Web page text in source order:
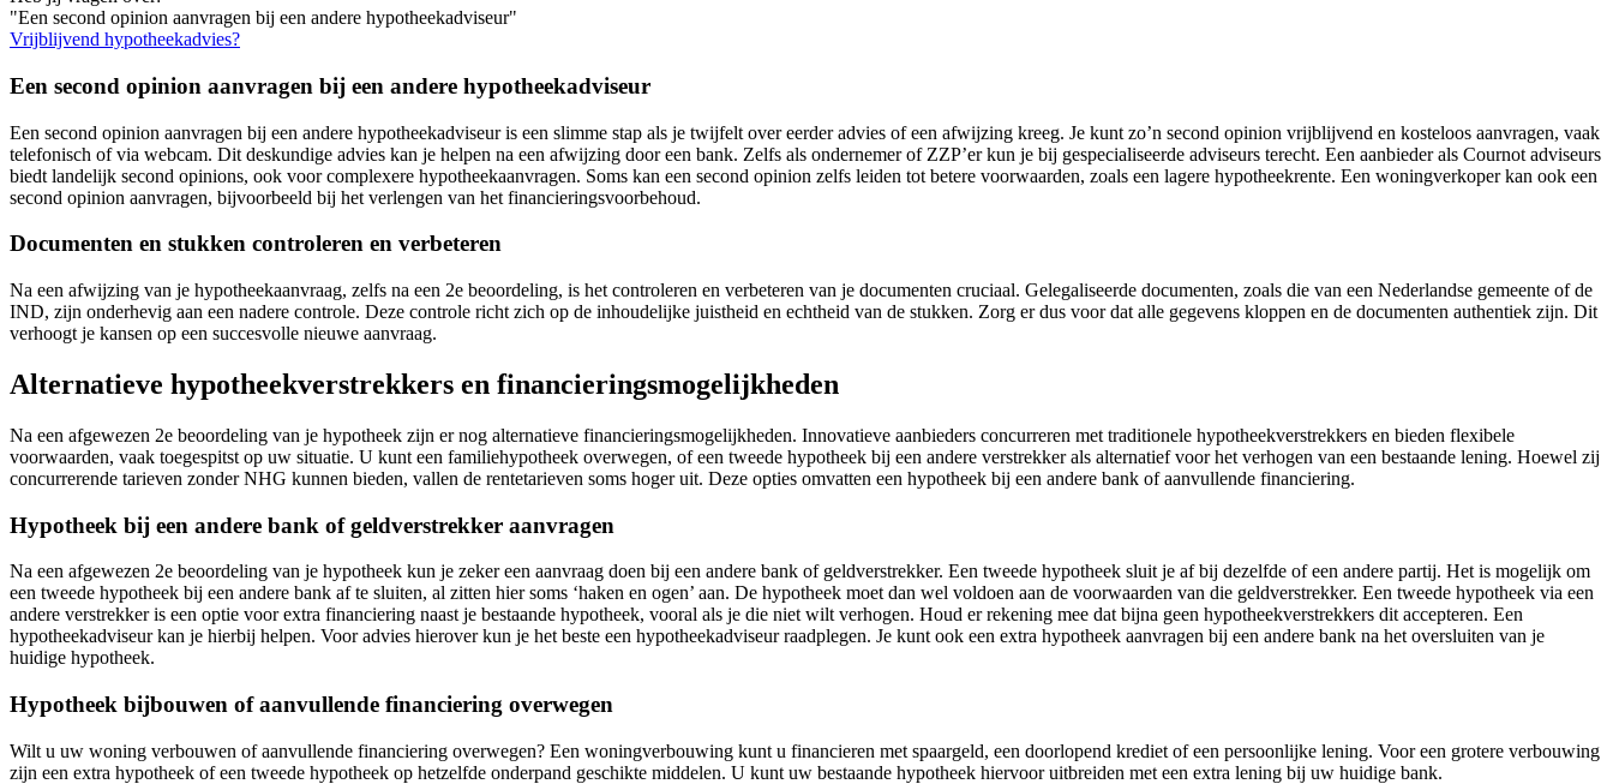
"Een second opinion aanvragen bij een andere hypotheekadviseur"
Vrijblijvend hypotheekadvies?
Een second opinion aanvragen bij een andere hypotheekadviseur
Een second opinion aanvragen bij een andere hypotheekadviseur is een slimme stap als je twijfelt over eerder advies of een afwijzing kreeg. Je kunt zo’n second opinion vrijblijvend en kosteloos aanvragen, vaak
telefonisch of via webcam. Dit deskundige advies kan je helpen na een afwijzing door een bank. Zelfs als ondernemer of ZZP’er kun je bij gespecialiseerde adviseurs terecht. Een aanbieder als Cournot adviseurs
biedt landelijk second opinions, ook voor complexere hypotheekaanvragen. Soms kan een second opinion zelfs leiden tot betere voorwaarden, zoals een lagere hypotheekrente. Een woningverkoper kan ook een
second opinion aanvragen, bijvoorbeeld bij het verlengen van het financieringsvoorbehoud.
Documenten en stukken controleren en verbeteren
Na een afwijzing van je hypotheekaanvraag, zelfs na een 2e beoordeling, is het controleren en verbeteren van je documenten cruciaal. Gelegaliseerde documenten, zoals die van een Nederlandse gemeente of de
IND, zijn onderhevig aan een nadere controle. Deze controle richt zich op de inhoudelijke juistheid en echtheid van de stukken. Zorg er dus voor dat alle gegevens kloppen en de documenten authentiek zijn. Dit
verhoogt je kansen op een succesvolle nieuwe aanvraag.
Alternatieve hypotheekverstrekkers en financieringsmogelijkheden
Na een afgewezen 2e beoordeling van je hypotheek zijn er nog alternatieve financieringsmogelijkheden. Innovatieve aanbieders concurreren met traditionele hypotheekverstrekkers en bieden flexibele
voorwaarden, vaak toegespitst op uw situatie. U kunt een familiehypotheek overwegen, of een tweede hypotheek bij een andere verstrekker als alternatief voor het verhogen van een bestaande lening. Hoewel zij
concurrerende tarieven zonder NHG kunnen bieden, vallen de rentetarieven soms hoger uit. Deze opties omvatten een hypotheek bij een andere bank of aanvullende financiering.
Hypotheek bij een andere bank of geldverstrekker aanvragen
Na een afgewezen 2e beoordeling van je hypotheek kun je zeker een aanvraag doen bij een andere bank of geldverstrekker. Een tweede hypotheek sluit je af bij dezelfde of een andere partij. Het is mogelijk om
een tweede hypotheek bij een andere bank af te sluiten, al zitten hier soms ‘haken en ogen’ aan. De hypotheek moet dan wel voldoen aan de voorwaarden van die geldverstrekker. Een tweede hypotheek via een
andere verstrekker is een optie voor extra financiering naast je bestaande hypotheek, vooral als je die niet wilt verhogen. Houd er rekening mee dat bijna geen hypotheekverstrekkers dit accepteren. Een
hypotheekadviseur kan je hierbij helpen. Voor advies hierover kun je het beste een hypotheekadviseur raadplegen. Je kunt ook een extra hypotheek aanvragen bij een andere bank na het oversluiten van je
huidige hypotheek.
Hypotheek bijbouwen of aanvullende financiering overwegen
Wilt u uw woning verbouwen of aanvullende financiering overwegen? Een woningverbouwing kunt u financieren met spaargeld, een doorlopend krediet of een persoonlijke lening. Voor een grotere verbouwing
zijn een extra hypotheek of een tweede hypotheek op hetzelfde onderpand geschikte middelen. U kunt uw bestaande hypotheek hiervoor uitbreiden met een extra lening bij uw huidige bank.